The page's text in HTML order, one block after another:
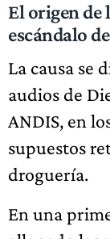
El origen de
escándalo
La causa se
audios de
ANDIS, en
supuestos
droguería.
En una